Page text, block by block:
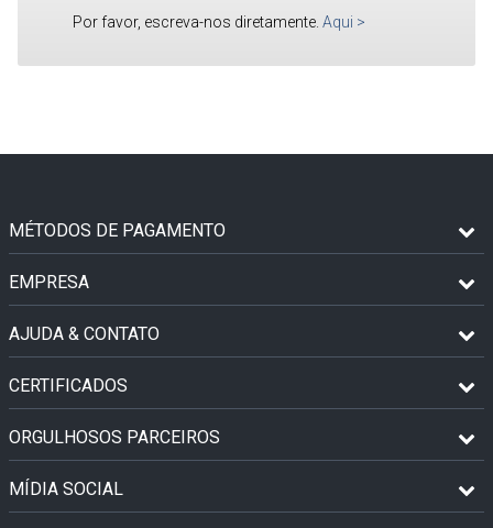
Por favor, escreva-nos diretamente. Aqui >
MÉTODOS DE PAGAMENTO
EMPRESA
AJUDA & CONTATO
CERTIFICADOS
ORGULHOSOS PARCEIROS
MÍDIA SOCIAL